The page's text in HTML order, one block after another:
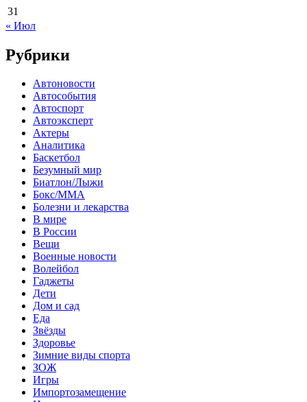
31
« Июл
Рубрики
Автоновости
Автособытия
Автоспорт
Автоэксперт
Актеры
Аналитика
Баскетбол
Безумный мир
Биатлон/Лыжи
Бокс/MMA
Болезни и лекарства
В мире
В России
Вещи
Военные новости
Волейбол
Гаджеты
Дети
Дом и сад
Еда
Звёзды
Здоровье
Зимние виды спорта
ЗОЖ
Игры
Импортозамещение